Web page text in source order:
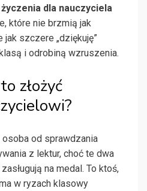
życzenia dla nauczyciela
które nie brzmią jak
jak szczere „dziękuję”
i odrobiną wzruszenia.
złożyć
od sprawdzania
z lektur, choć te dwa
na medal. To ktoś,
w ryzach klasowy